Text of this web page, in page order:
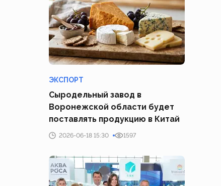
ЭКСПОРТ
Сыродельный завод в
Воронежской области будет
поставлять продукцию в Китай
2026-06-18 15:30 1597